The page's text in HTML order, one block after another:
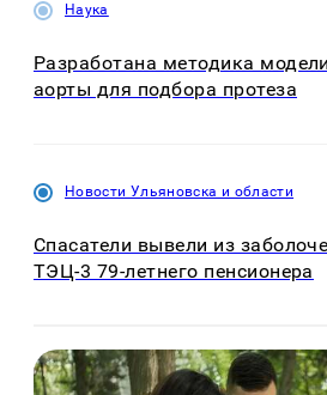
Наука
Разработана методика
аорты для подбора протеза
Новости Ульяновска и области
Спасатели вывели из
ТЭЦ-3 79-летнего пенсионера